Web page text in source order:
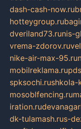
dash-cash-now.ru
hotteygroup.ru
dveriland73.runis-
vrema-zdorov.ru
nike-air-max-95.ru
mobilreklama.ru
spksochi.rushkola-
mosoblfencing.ru
iration.ru
dk-tulamash.rus-